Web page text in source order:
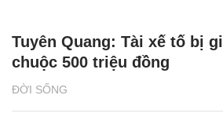
ĐỜI SỐNG
Tuyên Quang: Tài xế tố bị
chuộc 500 triệu đồng